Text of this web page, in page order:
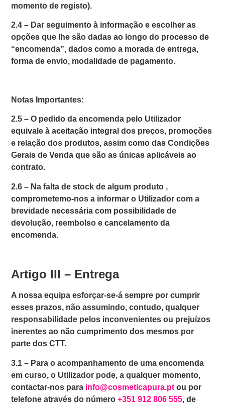
momento de registo).
2.4 – Dar seguimento à informação e escolher as
opções que lhe são dadas ao longo do processo de
“encomenda”, dados como a morada de entrega,
forma de envio, modalidade de pagamento.
Notas Importantes:
2.5 – O pedido da encomenda pelo Utilizador
equivale à aceitação integral dos preços, promoções
e relação dos produtos, assim como das Condições
Gerais de Venda que são as únicas aplicáveis ao
contrato.
2.6 – Na falta de stock de algum produto ,
comprometemo-nos a informar o Utilizador com a
brevidade necessária com possibilidade de
devolução, reembolso e cancelamento da
encomenda.
Artigo III – Entrega
A nossa equipa esforçar-se-á sempre por cumprir
esses prazos, não assumindo, contudo, qualquer
responsabilidade pelos inconvenientes ou prejuízos
inerentes ao não cumprimento dos mesmos por
parte dos CTT.
3.1 – Para o acompanhamento de uma encomenda
em curso, o Utilizador pode, a qualquer momento,
contactar-nos para info@cosmeticapura.pt ou por
telefone através do número+351 912 806 555, de